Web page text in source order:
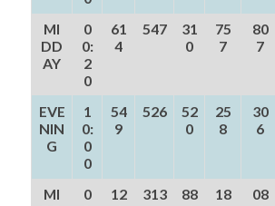
MI
DD
AY
0
0:
2
0
61
4
547
31
0
75
7
80
7
EVE
NIN
G
1
0:
0
0
54
9
526
52
0
25
8
30
6
MI
0
12
313
88
18
08